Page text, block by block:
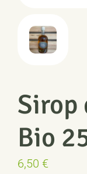
Sirop
Bio
6,50 €